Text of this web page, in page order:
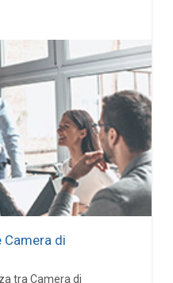
Camera di
tra Camera di